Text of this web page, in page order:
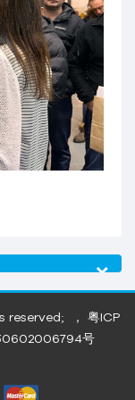
reserved; ， 粤ICP
号